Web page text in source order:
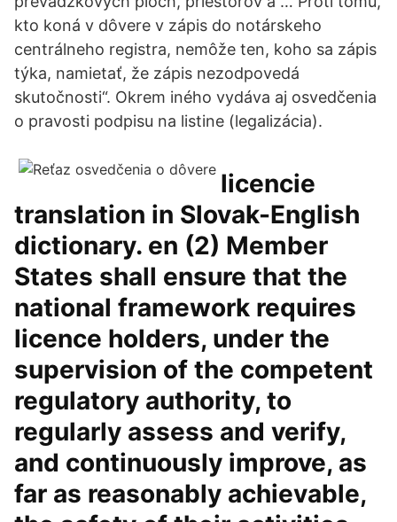
kto koná v dôvere v zápis do notárskeho
centrálneho registra, nemôže ten, koho sa zápis
týka, namietať, že zápis nezodpovedá
skutočnosti“. Okrem iného vydáva aj osvedčenia
o pravosti podpisu na listine (legalizácia).
licencie
translation in Slovak-English
dictionary. en (2) Member
States shall ensure that the
national framework requires
licence holders, under the
supervision of the competent
regulatory authority, to
regularly assess and verify,
and continuously improve, as
far as reasonably achievable,